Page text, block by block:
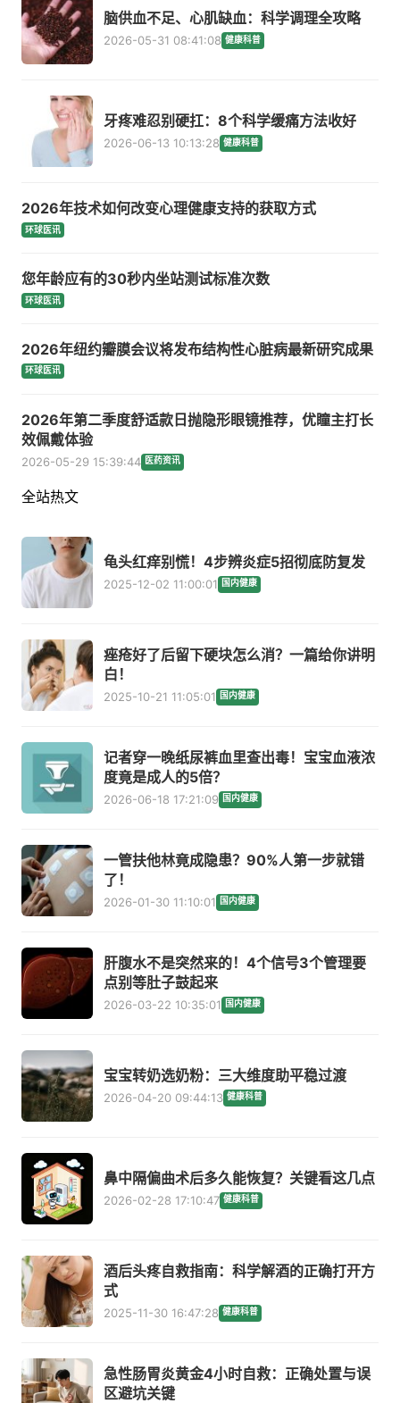
脑供血不足、心肌缺血：科学调理全攻略
2026-05-31 08:41:08 健康科普
牙疼难忍别硬扛：8个科学缓痛方法收好
2026-06-13 10:13:28 健康科普
2026年技术如何改变心理健康支持的获取方式
环球医讯
您年龄应有的30秒内坐站测试标准次数
环球医讯
2026年纽约瓣膜会议将发布结构性心脏病最新研究成果
环球医讯
2026年第二季度舒适款日抛隐形眼镜推荐，优瞳主打长
效佩戴体验
2026-05-29 15:39:44 医药资讯
全站热文
龟头红痒别慌！4步辨炎症5招彻底防复发
2025-12-02 11:00:01 国内健康
痤疮好了后留下硬块怎么消？一篇给你讲明
白！
2025-10-21 11:05:01 国内健康
记者穿一晚纸尿裤血里查出毒！宝宝血液浓
度竟是成人的5倍？
2026-06-18 17:21:09 国内健康
一管扶他林竟成隐患？90%人第一步就错
了！
2026-01-30 11:10:01 国内健康
肝腹水不是突然来的！4个信号3个管理要
点别等肚子鼓起来
2026-03-22 10:35:01 国内健康
宝宝转奶选奶粉：三大维度助平稳过渡
2026-04-20 09:44:13 健康科普
鼻中隔偏曲术后多久能恢复？关键看这几点
2026-02-28 17:10:47 健康科普
酒后头疼自救指南：科学解酒的正确打开方
式
2025-11-30 16:47:28 健康科普
急性肠胃炎黄金4小时自救：正确处置与误
区避坑关键